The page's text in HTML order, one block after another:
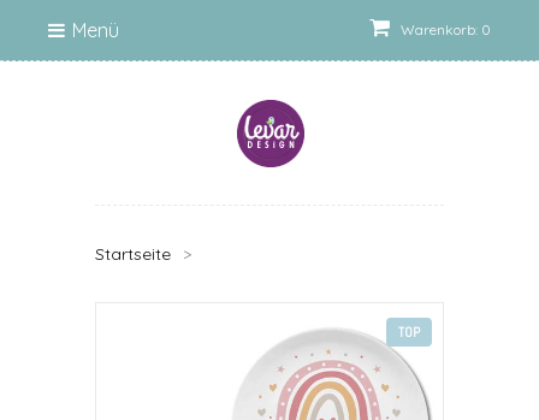
Warenkorb: 0
Menü
Startseite >
TOP